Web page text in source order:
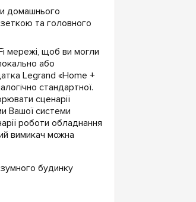
домашнього
та головного
мережі, щоб ви могли
або
Legrand «Home +
стандартної.
сценарії
Вашої системи
роботи обладнання
вимикач можна